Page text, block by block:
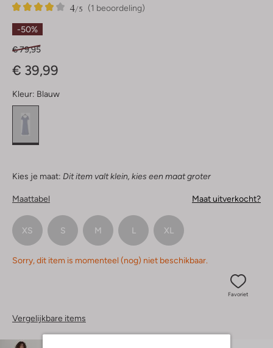
(1 beoordeling)
4/5
1
4
Sterren
-50%
€ 79,95
€ 39,99
Kleur: Blauw
Kies je maat: Dit item valt klein, kies een maat groter
Maattabel Maat uitverkocht?
XS S M L XL
Sorry, dit item is momenteel (nog) niet beschikbaar.
Favoriet
Vergelijkbare items